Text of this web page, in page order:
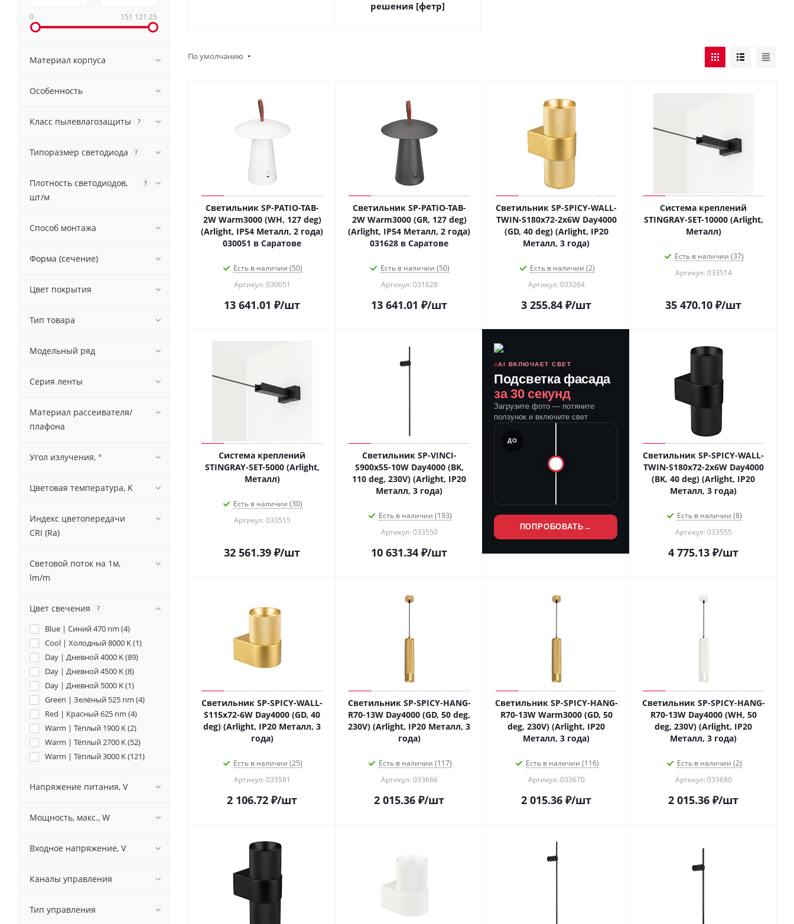
решения [фетр]
По умолчанию
Светильник SP-PATIO-TAB-
2W Warm3000 (WH, 127 deg)
(Arlight, IP54 Металл, 2 года)
030051 в Саратове
Есть в наличии (50)
Артикул: 030051
13 641.01 ₽/шт
Светильник SP-PATIO-TAB-
2W Warm3000 (GR, 127 deg)
(Arlight, IP54 Металл, 2 года)
031628 в Саратове
Есть в наличии (50)
Артикул: 031628
13 641.01 ₽/шт
Светильник SP-SPICY-WALL-
TWIN-S180x72-2x6W Day4000
(GD, 40 deg) (Arlight, IP20
Металл, 3 года)
Есть в наличии (2)
Артикул: 033264
3 255.84 ₽/шт
Система креплений
STINGRAY-SET-10000 (Arlight,
Металл)
Есть в наличии (37)
Артикул: 033514
35 470.10 ₽/шт
Система креплений
STINGRAY-SET-5000 (Arlight,
Металл)
Есть в наличии (30)
Артикул: 033515
32 561.39 ₽/шт
Светильник SP-VINCI-
S900x55-10W Day4000 (BK,
110 deg, 230V) (Arlight, IP20
Металл, 3 года)
Есть в наличии (193)
Артикул: 033550
10 631.34 ₽/шт
AI ВКЛЮЧАЕТ СВЕТ
Подсветка фасада
за 30 секунд
Загрузите фото — потяните
ползунок и включите свет
ДО
ПОПРОБОВАТЬ →
Светильник SP-SPICY-WALL-
TWIN-S180x72-2x6W Day4000
(BK, 40 deg) (Arlight, IP20
Металл, 3 года)
Есть в наличии (8)
Артикул: 033555
4 775.13 ₽/шт
Светильник SP-SPICY-WALL-
S115x72-6W Day4000 (GD, 40
deg) (Arlight, IP20 Металл, 3
года)
Есть в наличии (25)
Артикул: 033581
2 106.72 ₽/шт
Светильник SP-SPICY-HANG-
R70-13W Day4000 (GD, 50 deg,
230V) (Arlight, IP20 Металл, 3
года)
Есть в наличии (117)
Артикул: 033666
2 015.36 ₽/шт
Светильник SP-SPICY-HANG-
R70-13W Warm3000 (GD, 50
deg, 230V) (Arlight, IP20
Металл, 3 года)
Есть в наличии (116)
Артикул: 033670
2 015.36 ₽/шт
Светильник SP-SPICY-HANG-
R70-13W Day4000 (WH, 50
deg, 230V) (Arlight, IP20
Металл, 3 года)
Есть в наличии (2)
Артикул: 033680
2 015.36 ₽/шт
0 151 121.25
Материал корпуса
Особенность
Класс пылевлагозащиты ?
Типоразмер светодиода ?
Плотность светодиодов,
шт/м
?
Способ монтажа
Форма (сечение)
Цвет покрытия
Тип товара
Модельный ряд
Серия ленты
Материал рассеивателя/
плафона
Угол излучения, °
Цветовая температура, K
Индекс цветопередачи
CRI (Ra)
Световой поток на 1м,
lm/m
Цвет свечения ?
Blue | Синий 470 nm (4)
Cool | Холодный 8000 K (1)
Day | Дневной 4000 K (89)
Day | Дневной 4500 K (8)
Day | Дневной 5000 K (1)
Green | Зелёный 525 nm (4)
Red | Красный 625 nm (4)
Warm | Тёплый 1900 K (2)
Warm | Тёплый 2700 K (52)
Warm | Тёплый 3000 K (121)
Напряжение питания, V
Мощность, макс., W
Входное напряжение, V
Каналы управления
Тип управления